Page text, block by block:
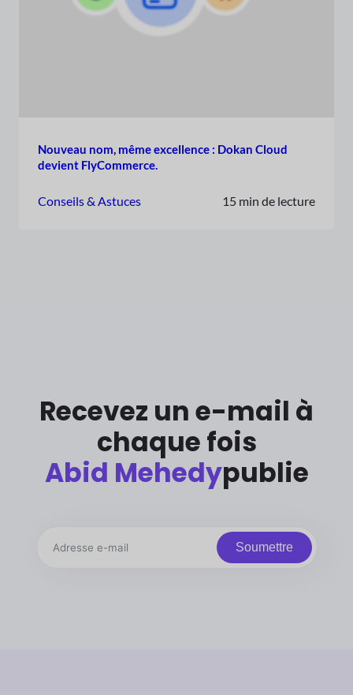
Nouveau nom, même excellence : Dokan Cloud
devient FlyCommerce.
Conseils & Astuces 15 min de lecture
Recevez un e-mail à
chaque fois
Abid Mehedypublie
Soumettre